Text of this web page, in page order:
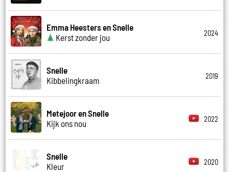
Emma Heesters en Snelle
Kerst zonder jou
2024
Snelle
Kibbelingkraam
2019
Metejoor en Snelle
Kijk ons nou
2022
Snelle
Kleur
2020